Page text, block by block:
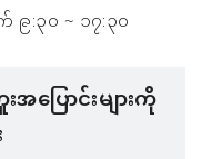
၉:၃၀ ~ ၁၇:၃၀
ြောင်းများကို